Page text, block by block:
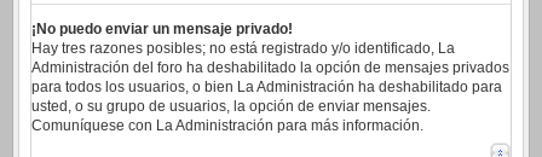
¡No puedo enviar un mensaje privado!
Hay tres razones posibles; no está registrado y/o identificado, La
Administración del foro ha deshabilitado la opción de mensajes privados
para todos los usuarios, o bien La Administración ha deshabilitado para
usted, o su grupo de usuarios, la opción de enviar mensajes.
Comuníquese con La Administración para más información.